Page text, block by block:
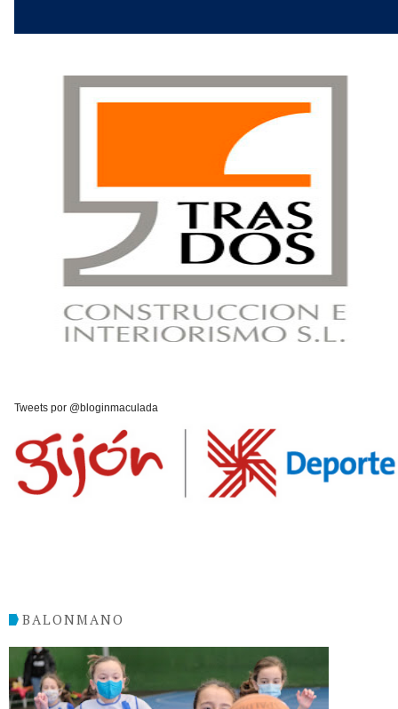
Tweets por @bloginmaculada
BALONMANO